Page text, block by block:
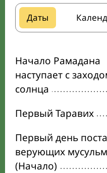
Даты
Начало Рамадана
наступает с
солнца
Первый Таравих
Первый день
верующих
(Начало)